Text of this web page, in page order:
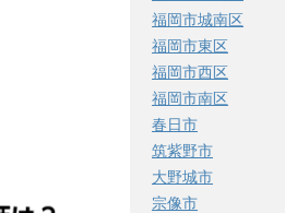
福岡市城南区
福岡市東区
福岡市西区
福岡市南区
春日市
筑紫野市
大野城市
宗像市